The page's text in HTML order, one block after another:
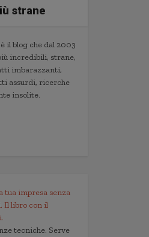
strane
il blog che dal 2003
incredibili, strane,
imbarazzanti,
assurdi, ricerche
insolite.
tua impresa senza
Il libro con il
tecniche. Serve